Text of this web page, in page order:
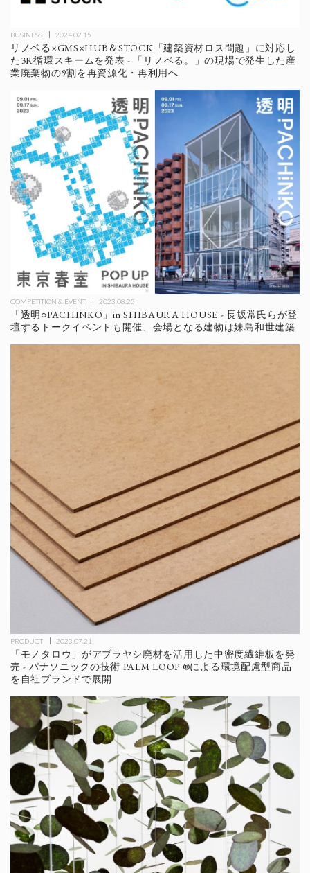
BUSINESS 2024.02.15
リノベる×GMS×HUB＆STOCK「建築資材ロス問題」に対応し
た3R循環スキームを発表 - 「リノベる。」の現場で発生した産
業廃棄物の9割を再資源化・再利用へ
COMPETITION & EVENT 2023.08.25
「透明○PACHINKO」in SHIBAURA HOUSE - 長坂常氏らが登
壇するトークイベントも開催、会場となる建物は妹島和世建築
PRODUCT 2023.07.21
「モノタロウ」がアブラヤシ廃材を活用した中密度繊維板を発
売 - パナソニックの技術 PALM LOOP ®️による環境配慮型商品
を自社ブランドで展開